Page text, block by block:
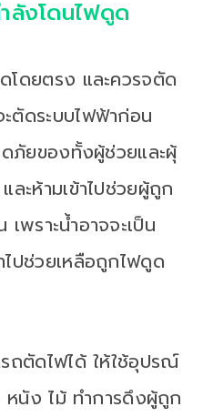
ลังโดนไฟดูด
ดยตรง และควรจตัด
ตัดระบบไฟฟ้าก่อน
ภัยของทั้งผู้ช่วยและผุ้
ะห้ามเข้าไปช่วยผู้ถูก
พราะน้ำอาจจะเป็น
ไปช่วยเหลือถูกไฟดูด
ถตัดไฟได้ ให้ใช้อุปรณ์
หนัง ไม้ ทำการดึงผู้ถูก